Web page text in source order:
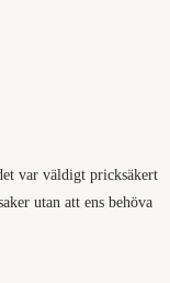
var väldigt pricksäkert
utan att ens behöva